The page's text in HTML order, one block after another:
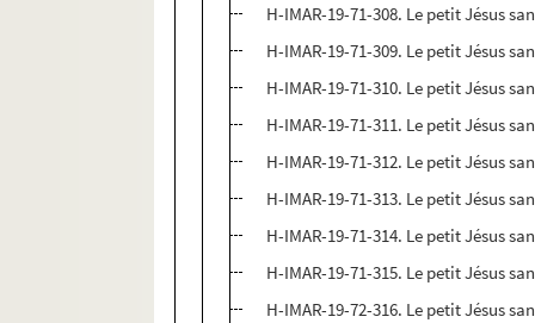
H-IMAR-19-71-308. Le petit Jésus
H-IMAR-19-71-309. Le petit Jésus
H-IMAR-19-71-310. Le petit Jésus
H-IMAR-19-71-311. Le petit Jésus
H-IMAR-19-71-312. Le petit Jésus
H-IMAR-19-71-313. Le petit Jésus
H-IMAR-19-71-314. Le petit Jésus
H-IMAR-19-71-315. Le petit Jésus
H-IMAR-19-72-316. Le petit Jésus